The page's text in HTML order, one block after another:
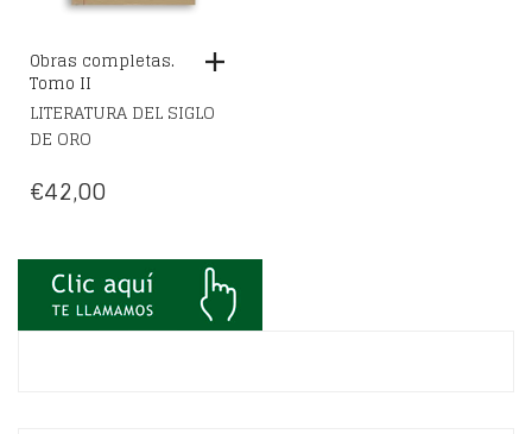
Obras completas.
Tomo II
LITERATURA DEL SIGLO
DE ORO
€42,00